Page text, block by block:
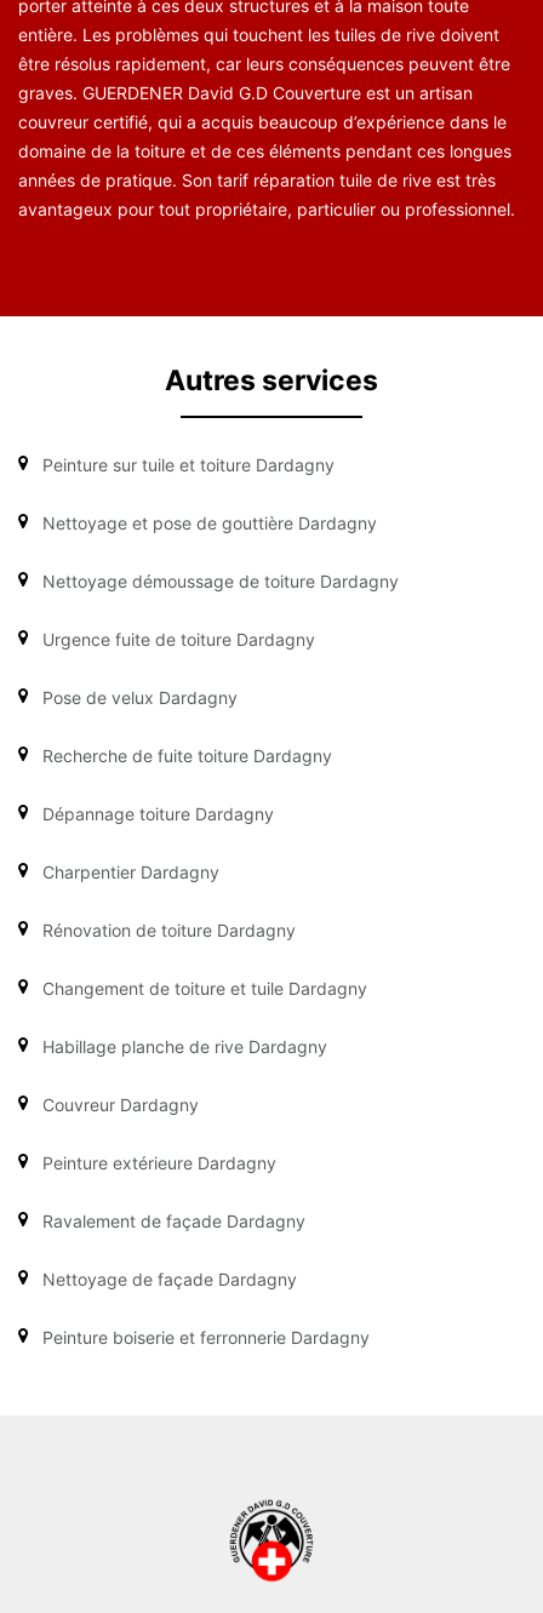
porter atteinte à ces deux structures et à la maison toute
entière. Les problèmes qui touchent les tuiles de rive doivent
être résolus rapidement, car leurs conséquences peuvent être
graves. GUERDENER David G.D Couverture est un artisan
couvreur certifié, qui a acquis beaucoup d’expérience dans le
domaine de la toiture et de ces éléments pendant ces longues
années de pratique. Son tarif réparation tuile de rive est très
avantageux pour tout propriétaire, particulier ou professionnel.
Autres services
Peinture sur tuile et toiture Dardagny
Nettoyage et pose de gouttière Dardagny
Nettoyage démoussage de toiture Dardagny
Urgence fuite de toiture Dardagny
Pose de velux Dardagny
Recherche de fuite toiture Dardagny
Dépannage toiture Dardagny
Charpentier Dardagny
Rénovation de toiture Dardagny
Changement de toiture et tuile Dardagny
Habillage planche de rive Dardagny
Couvreur Dardagny
Peinture extérieure Dardagny
Ravalement de façade Dardagny
Nettoyage de façade Dardagny
Peinture boiserie et ferronnerie Dardagny